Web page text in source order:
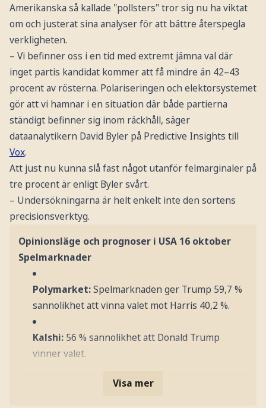
Amerikanska så kallade "pollsters" tror sig nu ha viktat
om och justerat sina analyser för att bättre återspegla
verkligheten.
– Vi befinner oss i en tid med extremt jämna val där
inget partis kandidat kommer att få mindre än 42–43
procent av rösterna. Polariseringen och elektorsystemet
gör att vi hamnar i en situation där både partierna
ständigt befinner sig inom räckhåll, säger
dataanalytikern David Byler på Predictive Insights till
Vox.
Att just nu kunna slå fast något utanför felmarginaler på
tre procent är enligt Byler svårt.
– Undersökningarna är helt enkelt inte den sortens
precisionsverktyg.
Opinionsläge och prognoser i USA 16 oktober
Spelmarknader
Polymarket:Spelmarknaden ger Trump 59,7 %
sannolikhet att vinna valet mot Harris 40,2 %.
Kalshi:56 % sannolikhet att Donald Trump
vinner valet.
Visa mer